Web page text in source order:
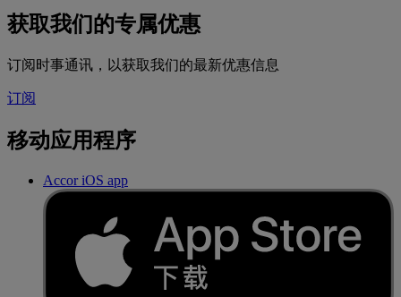
获取我们的专属优惠
订阅时事通讯，以获取我们的最新优惠信息
订阅
移动应用程序
Accor iOS app